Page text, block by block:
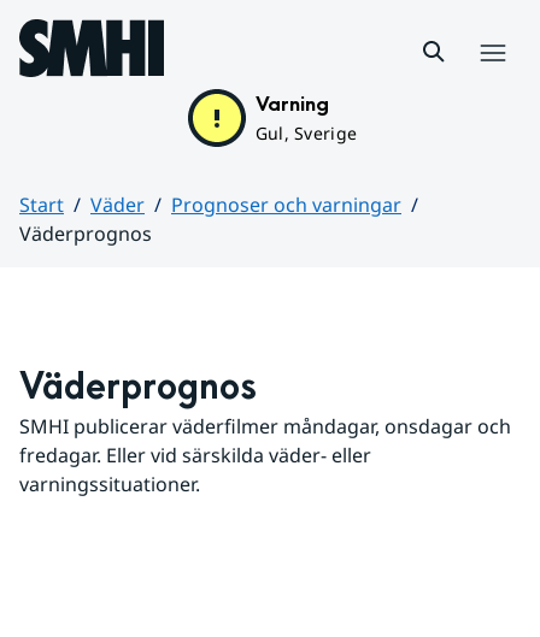
Hoppa till sidans innehåll
Varning
Gul, Sverige
Start Väder
Prognoser och varningar
Väderprognos
Väderprognos
SMHI publicerar väderfilmer måndagar, onsdagar och
fredagar. Eller vid särskilda väder- eller
varningssituationer.